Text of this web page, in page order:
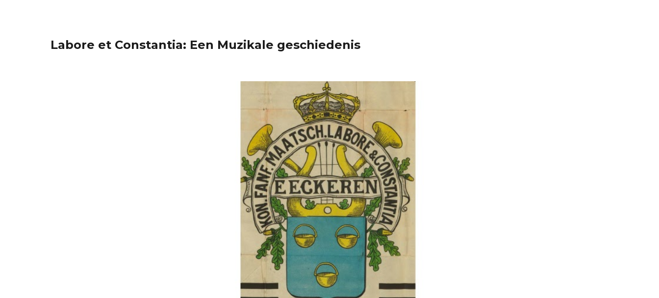
Labore et Constantia: Een Muzikale geschiedenis